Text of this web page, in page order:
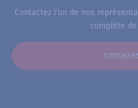
Contactez l’un de nos
complète